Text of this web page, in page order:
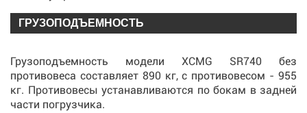
ГРУЗОПОДЪЕМНОСТЬ
Грузоподъемность модели XCMG SR740 без
противовеса составляет 890 кг, с противовесом - 955
кг. Противовесы устанавливаются по бокам в задней
части погрузчика.